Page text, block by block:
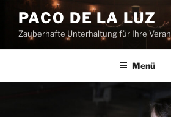
Inhalt
springen
PACO DE LA LUZ
Zauberhafte Unterhaltung für Ihre
Menü